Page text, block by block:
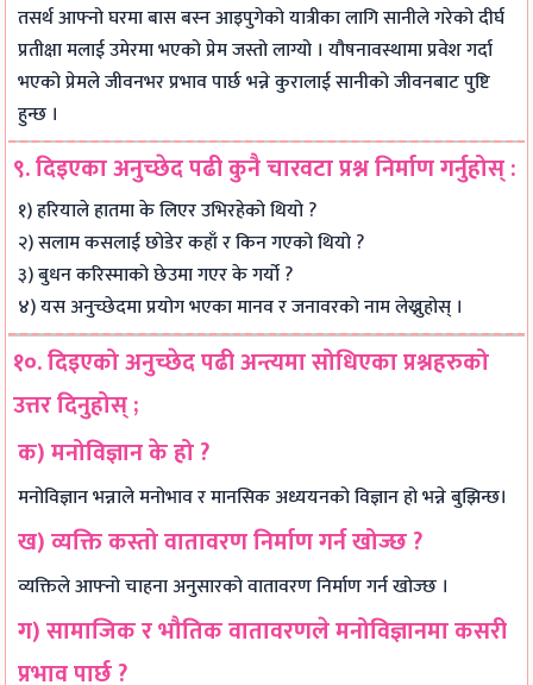
तसर्थ आफ्नो घरमा बास बस्न आइपुगेको यात्रीका लागि सानीले गरेको दीर्घ
प्रतीक्षा मलाई उमेरमा भएको प्रेम जस्तो लाग्यो । यौषनावस्थामा प्रवेश गर्दा
भएको प्रेमले जीवनभर प्रभाव पार्छ भन्ने कुरालाई सानीको जीवनबाट पुष्टि
हुन्छ ।
९. दिइएका अनुच्छेद पढी कुनै चारवटा प्रश्न निर्माण गर्नुहोस् :
१) हरियाले हातमा के लिएर उभिरहेको थियो ?
२) सलाम कसलाई छोडेर कहाँ र किन गएको थियो ?
३) बुधन करिस्माको छेउमा गएर के गर्यो ?
४) यस अनुच्छेदमा प्रयोग भएका मानव र जनावरको नाम लेख्नुहोस् ।
१०. दिइएको अनुच्छेद पढी अन्त्यमा सोधिएका प्रश्नहरुको
उत्तर दिनुहोस् ;
क) मनोविज्ञान के हो ?
मनोविज्ञान भन्नाले मनोभाव र मानसिक अध्ययनको विज्ञान हो भन्ने बुझिन्छ।
ख) व्यक्ति कस्तो वातावरण निर्माण गर्न खोज्छ ?
व्यक्तिले आफ्नो चाहना अनुसारको वातावरण निर्माण गर्न खोज्छ ।
ग) सामाजिक र भौतिक वातावरणले मनोविज्ञानमा कसरी
प्रभाव पार्छ ?